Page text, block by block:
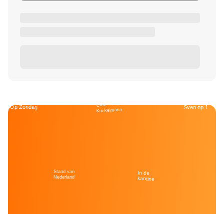
Op Zondag
Stand van
Nederland
Café
Kockelmann
In de
kantine
Sven op 1